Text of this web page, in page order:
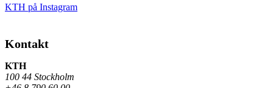
KTH på Instagram
Kontakt
KTH
100 44 Stockholm